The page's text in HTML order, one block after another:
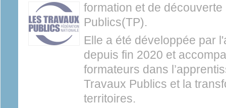
formation et de
Publics(TP).
Elle a été développée par
depuis fin 2020 et
formateurs dans
Travaux Publics et la
territoires.